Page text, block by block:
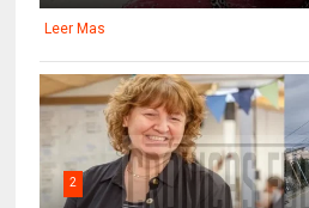
Leer Mas
2